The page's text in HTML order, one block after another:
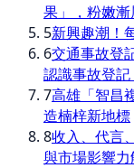
果」，粉嫩
5新興趣潮！
6交通事故登
認識事故登
7高雄「智昌
造楠梓新地標
8收入、代言
與市場影響力